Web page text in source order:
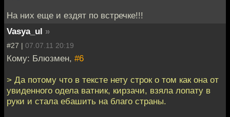
На них еще и ездят по встречке!!!
Vasya_ul »
#27 | 07.07.11 20:19
Кому: Блюзмен, #6
> Да потому что в тексте нету строк о том как она от
увиденного одела ватник, кирзачи, взяла лопату в
руки и стала ебашить на благо страны.